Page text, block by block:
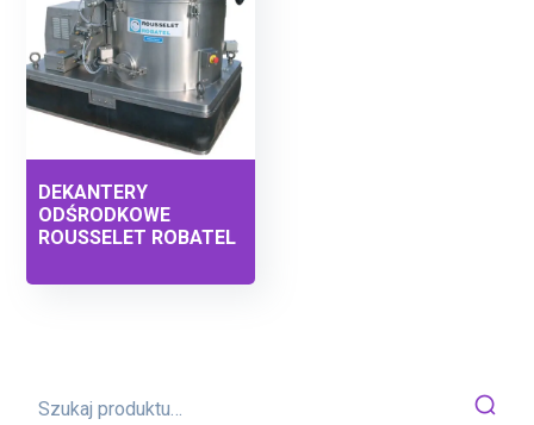
DEKANTERY
ODŚRODKOWE
ROUSSELET ROBATEL